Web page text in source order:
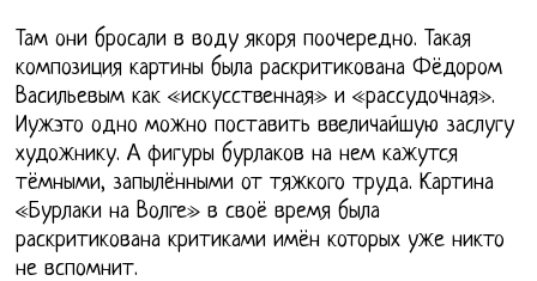
Там они бросали в воду якоря поочередно. Такая
композиция картины была раскритикована Фёдором
Васильевым как «искусственная» и «рассудочная».
Иужэто одно можно поставить ввеличайшую заслугу
художнику. А фигуры бурлаков на нем кажутся
тёмными, запылёнными от тяжкого труда. Картина
«Бурлаки на Волге» в своё время была
раскритикована критиками имён которых уже никто
не вспомнит.